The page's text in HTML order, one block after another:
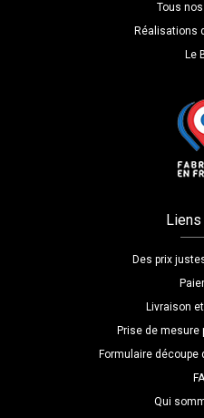
Tous
Réalisations
Le
Des prix
Livraison
Prise de mesure
Formulaire
Qui